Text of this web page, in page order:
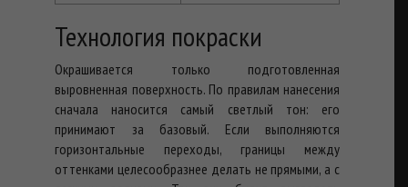
Технология покраски
Окрашивается только подготовленная
выровненная поверхность. По правилам нанесения
сначала наносится самый светлый тон: его
принимают за базовый. Если выполняются
горизонтальные переходы, границы между
оттенками целесообразнее делать не прямыми, а с